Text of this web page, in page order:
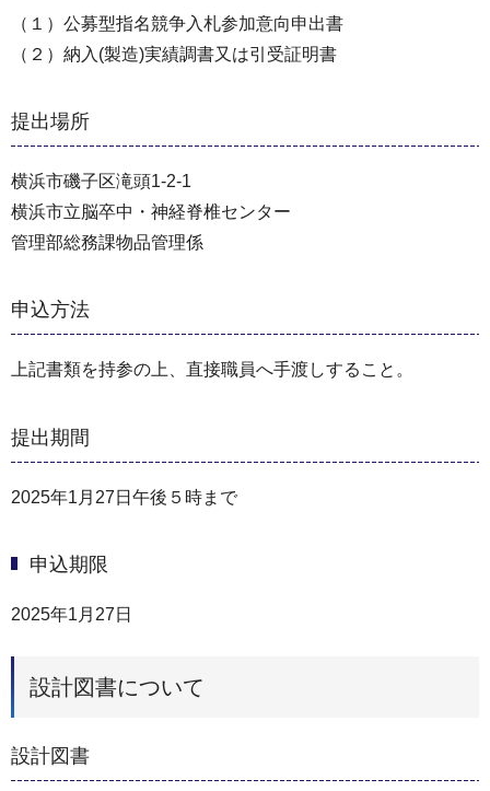
（１）公募型指名競争入札参加意向申出書
（２）納入(製造)実績調書又は引受証明書
提出場所
横浜市磯子区滝頭1-2-1
横浜市立脳卒中・神経脊椎センター
管理部総務課物品管理係
申込方法
上記書類を持参の上、直接職員へ手渡しすること。
提出期間
2025年1月27日午後５時まで
申込期限
2025年1月27日
設計図書について
設計図書